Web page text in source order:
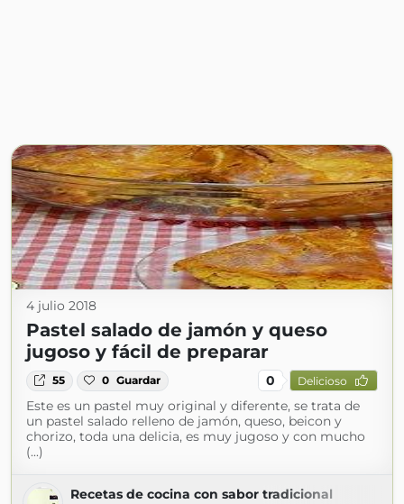
4 julio 2018
Pastel salado de jamón y queso
jugoso y fácil de preparar
55 0 Guardar 0 Delicioso
Este es un pastel muy original y diferente, se trata de
un pastel salado relleno de jamón, queso, beicon y
chorizo, toda una delicia, es muy jugoso y con mucho
(...)
Recetas de cocina con sabor tradicional